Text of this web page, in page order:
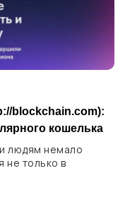
blockchain.com):
кошелька
людям немало
не только в